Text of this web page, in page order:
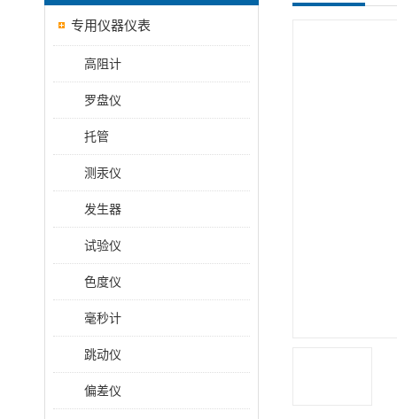
专用仪器仪表
高阻计
罗盘仪
托管
测汞仪
发生器
试验仪
色度仪
毫秒计
跳动仪
偏差仪